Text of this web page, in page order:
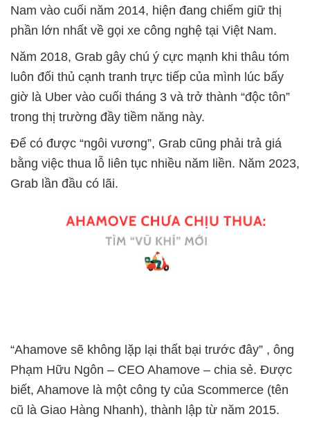
Nam vào cuối năm 2014, hiện đang chiếm giữ thị
phần lớn nhất về gọi xe công nghệ tại Việt Nam.
Năm 2018, Grab gây chú ý cực mạnh khi thâu tóm
luôn đối thủ cạnh tranh trực tiếp của mình lúc bấy
giờ là Uber vào cuối tháng 3 và trở thành “độc tôn”
trong thị trường đầy tiềm năng này.
Để có được “ngôi vương”, Grab cũng phải trả giá
bằng việc thua lỗ liên tục nhiều năm liền. Năm 2023,
Grab lần đầu có lãi.
“Ahamove sẽ không lặp lại thất bại trước đây” , ông
Phạm Hữu Ngôn – CEO Ahamove – chia sẻ. Được
biết, Ahamove là một công ty của Scommerce (tên
cũ là Giao Hàng Nhanh), thành lập từ năm 2015.